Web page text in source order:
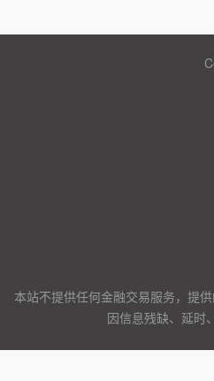
本站不提供任何金融交易服务，提
因信息残缺、延时